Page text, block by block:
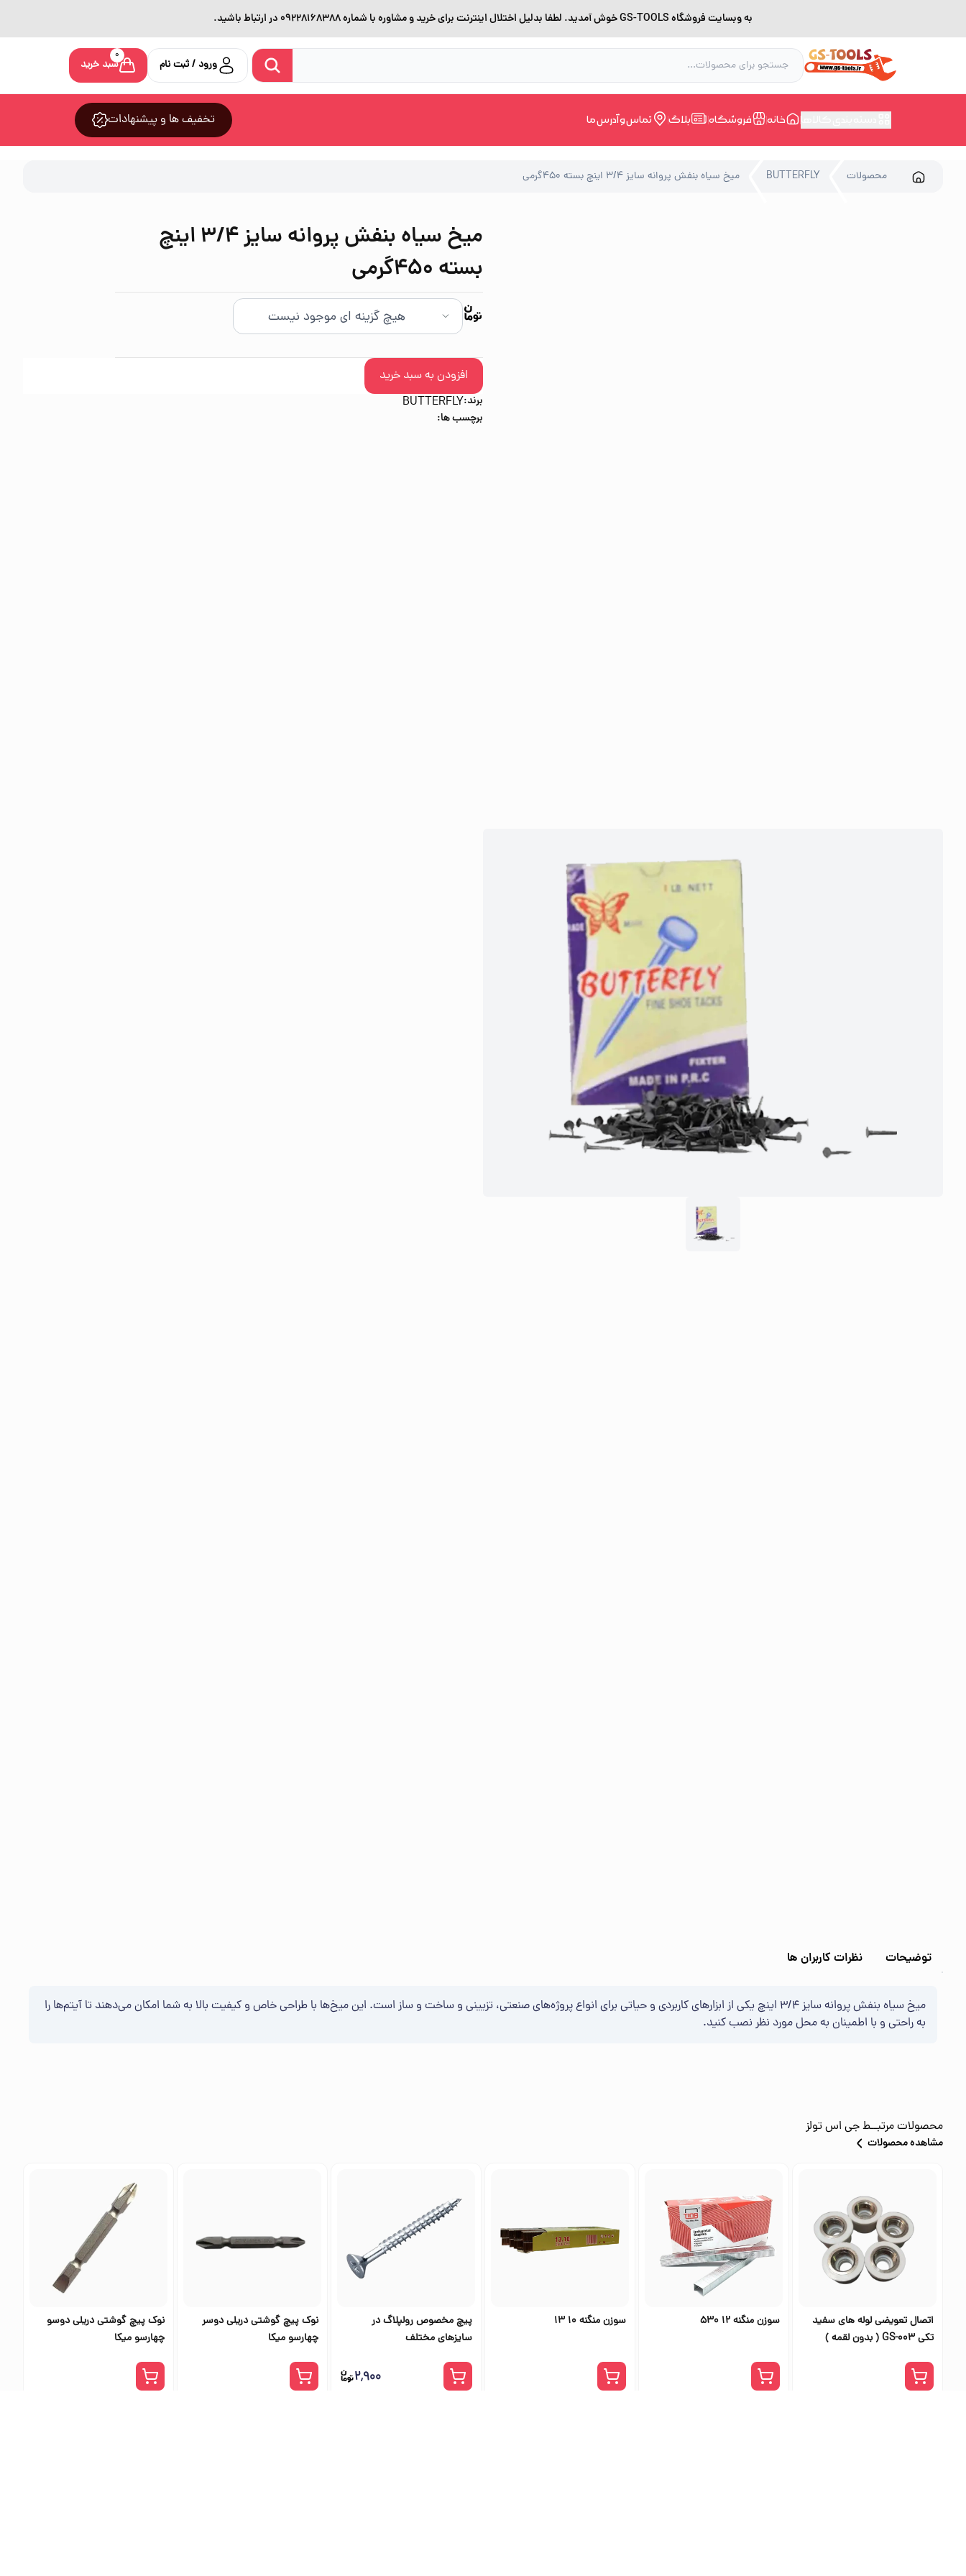
به وبسایت فروشگاه GS-TOOLS خوش آمدید. لطفا بدلیل اختلال اینترنت برای خرید و مشاوره با شماره 09228168388 در ارتباط باشید.
ورود / ثبت نام
0
سبد خرید
خانه فروشگاه بلاگ تماس و آدرس ما تخفیف ها و پیشنهادات
محصولات BUTTERFLY میخ سیاه بنفش پروانه سایز 3/4 اینچ بسته 450گرمی
میخ سیاه بنفش پروانه سایز 3/4 اینچ
بسته 450گرمی
افزودن به سبد خرید
برند:BUTTERFLY
برچسب ها:
توضیحات نظرات کاربران ها
میخ سیاه بنفش پروانه سایز 3/4 اینچ یکی از ابزارهای کاربردی و حیاتی برای انواع پروژه‌های صنعتی، تزیینی و ساخت و ساز است. این میخ‌ها با طراحی خاص و کیفیت بالا به شما امکان می‌دهند تا آیتم‌ها را
به راحتی و با اطمینان به محل مورد نظر نصب کنید.
محصولات مرتبــطجی اس تولز
مشاهده محصولات
اتصال تعویضی لوله های سفید
تکی GS-003 ( بدون لقمه )
سوزن منگنه 12 530 سوزن منگنه 10 13
پیچ مخصوص رولپلاگ در
سایزهای مختلف
۲٬۹۰۰
نوک پیچ گوشتی دریلی دوسر
چهارسو میکا
نوک پیچ گوشتی دریلی دوسو
چهارسو میکا